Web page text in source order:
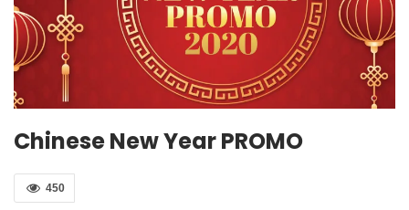
Chinese New Year PROMO
450